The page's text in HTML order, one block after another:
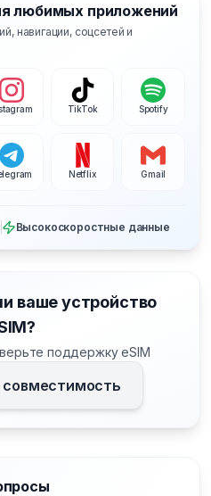
любимых приложений
навигации, соцсетей и
TikTok Spotify
Netflix Gmail
Высокоскоростные данные
ваше устройство
поддержку eSIM
совместимость